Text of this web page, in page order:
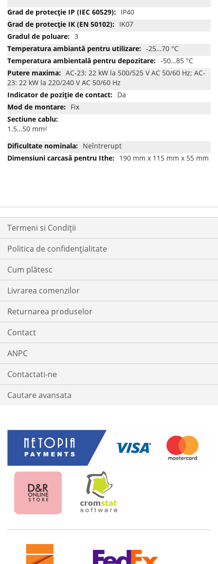
IP40
IK07
3
-25…70 °C
-50…85 °C
AC-23: 22 kW la 500/525 V AC 50/60 Hz; AC-
23: 22 kW la 220/240 V AC 50/60 Hz
Da
Fix
1.5…50 mm²
Neîntrerupt
190 mm x 115 mm x 55 mm
Termeni si Condiții
Politica de confidențialitate
Cum plătesc
Livrarea comenzilor
Returnarea produselor
Contact
ANPC
Contactati-ne
Cautare avansata